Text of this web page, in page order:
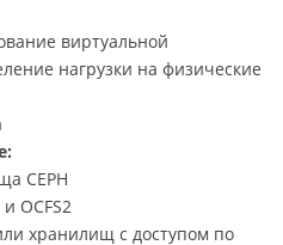
виртуальной
нагрузки на физические
CEPH
OCFS2
хранилищ с доступом по